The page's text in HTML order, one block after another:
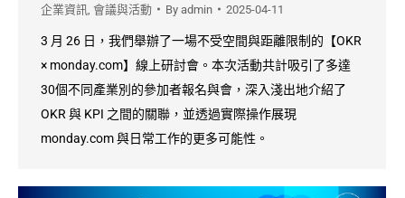
企業資訊 會議與活動 By admin 2025-04-11
3 月 26 日，我們舉辦了一場不受空間與距離限制的【OKR
× monday.com】線上研討會。本次活動共計吸引了多達
30個不同產業別的參加者報名與會，深入淺出地介紹了
OKR 與 KPI 之間的關聯，並透過實際操作展現
monday.com 與日常工作的更多可能性。